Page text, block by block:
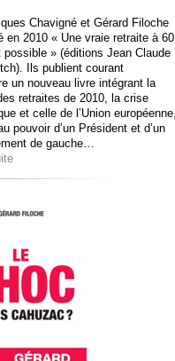
Chavigné et Gérard Filoche
en 2010 « Une vraie retraite à 60
possible » (éditions Jean Claude
Ils publient courant
un nouveau livre intégrant la
retraites de 2010, la crise
et celle de l’Union européenne,
pouvoir d’un Président et d’un
de gauche…